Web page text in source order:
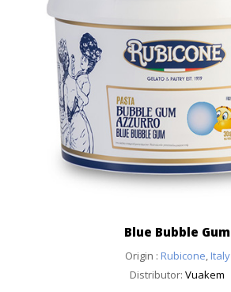
Blue Bubble Gum
Origin : Rubicone, Italy
Distributor: Vuakem